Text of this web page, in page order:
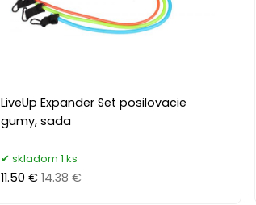
LiveUp Expander Set posilovacie
gumy, sada
skladom 1 ks
11.50 € 14.38 €